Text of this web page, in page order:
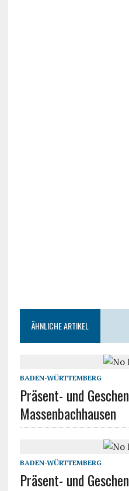
ÄHNLICHE ARTIKEL
BADEN-WÜRTTEMBERG
Präsent- und
Massenbachhausen
BADEN-WÜRTTEMBERG
Präsent- und